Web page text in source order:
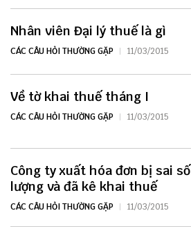
Nhân viên Đại lý thuế là gì
CÁC CÂU HỎI THƯỜNG GẶP 11/03/2015
Về tờ khai thuế tháng I
CÁC CÂU HỎI THƯỜNG GẶP 11/03/2015
Công ty xuất hóa đơn bị sai số
lượng và đã kê khai thuế
CÁC CÂU HỎI THƯỜNG GẶP 11/03/2015